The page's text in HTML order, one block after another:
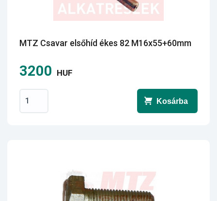
MTZ Csavar elsőhíd ékes 82 M16x55+60mm
3200 HUF
Kosárba